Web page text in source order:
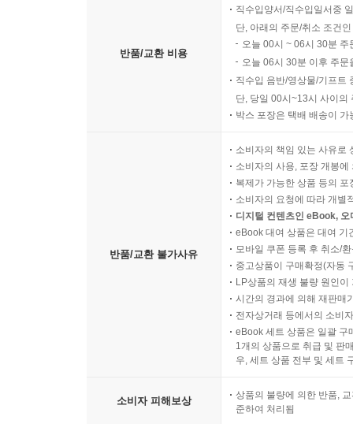
반품/교환 비용
직수입양서/직수입일서중
단, 아래의 주문/취소 조건
오늘 00시 ~ 06시 30분
오늘 06시 30분 이후 주
직수입 음반/영상물/기프트
단, 당일 00시~13시 사이의
박스 포장은 택배 배송이
반품/교환 불가사유
소비자의 책임 있는 사유로
소비자의 사용, 포장 개봉
복제가 가능한 상품 등의
소비자의 요청에 따라 개별
디지털 컨텐츠인 eBook,
eBook 대여 상품은 대여 기
모바일 쿠폰 등록 후 취소/
중고상품이 구매확정(자동
LP상품의 재생 불량 원인
시간의 경과에 의해 재판매
전자상거래 등에서의 소비
eBook 세트 상품은 일괄 구
1개의 상품으로 취급 및 판
우, 세트 상품 전부 및 세트
소비자 피해보상
상품의 불량에 의한 반품,
준하여 처리됨